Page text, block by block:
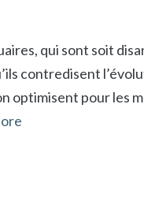
qui sont soit
contredisent
optimisent pour les